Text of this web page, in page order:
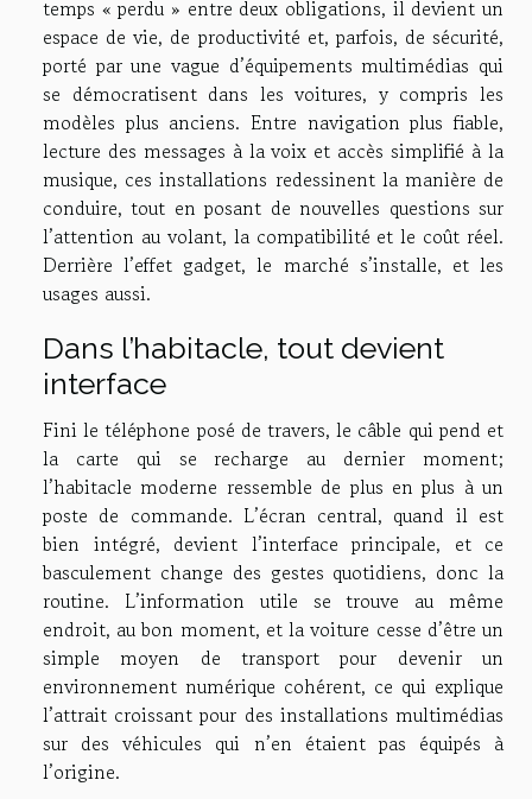
temps « perdu » entre deux obligations, il devient un
espace de vie, de productivité et, parfois, de sécurité,
porté par une vague d’équipements multimédias qui
se démocratisent dans les voitures, y compris les
modèles plus anciens. Entre navigation plus fiable,
lecture des messages à la voix et accès simplifié à la
musique, ces installations redessinent la manière de
conduire, tout en posant de nouvelles questions sur
l’attention au volant, la compatibilité et le coût réel.
Derrière l’effet gadget, le marché s’installe, et les
usages aussi.
Dans l’habitacle, tout devient
interface
Fini le téléphone posé de travers, le câble qui pend et
la carte qui se recharge au dernier moment;
l’habitacle moderne ressemble de plus en plus à un
poste de commande. L’écran central, quand il est
bien intégré, devient l’interface principale, et ce
basculement change des gestes quotidiens, donc la
routine. L’information utile se trouve au même
endroit, au bon moment, et la voiture cesse d’être un
simple moyen de transport pour devenir un
environnement numérique cohérent, ce qui explique
l’attrait croissant pour des installations multimédias
sur des véhicules qui n’en étaient pas équipés à
l’origine.